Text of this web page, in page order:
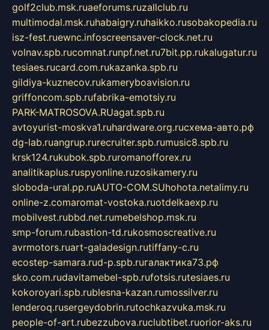
golf2club.msk.ruaeforums.ruzallclub.ru
multimodal.msk.ruhabaigry.ruhaikko.rusobakopedia.ru
isz-fest.ruewnc.infoscreensaver-clock.net.ru
volnav.spb.rucomnat.runpf.net.ru7bit.pp.rukalugatur.ru
tesiaes.rucard.com.rukazanka.spb.ru
gildiya-kuznecov.rukameryboavision.ru
griffoncom.spb.rufabrika-emotsiy.ru
PARK-MATROSOVA.RUagat.spb.ru
avtoyurist-moskva1.ruhardware.org.ruсхема-авто.рф
dg-lab.ruangrup.rurecruiter.spb.rumusic8.spb.ru
krsk124.rukubok.spb.ruromanofforex.ru
analitikaplus.ruspyonline.ruzosikamery.ru
sloboda-ural.pp.ruAUTO-COM.SUhohota.netalimy.ru
online-z.comaromat-vostoka.ruotdelkaexp.ru
mobilvest.rubbd.net.rumebelshop.msk.ru
smp-forum.rubastion-td.rukosmoscreative.ru
avrmotors.ruart-galadesign.rutiffany-c.ru
ecostep-samara.rud-p.spb.ruгалактика73.рф
sko.com.rudavitamebel-spb.rufotsis.rutesiaes.ru
kokoroyari.spb.rublesna-kazan.rumossilver.ru
lenderoq.rusergeydobrin.rutochkazvuka.msk.ru
people-of-art.rubezzubova.ruclubtibet.ruorior-aks.ru